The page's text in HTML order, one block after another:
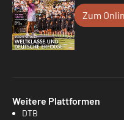
Zum
Weitere Plattformen
DTB